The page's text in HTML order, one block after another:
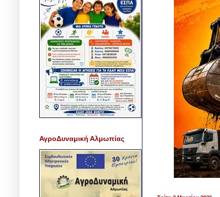
ΑγροΔυναμική Αλμωπίας